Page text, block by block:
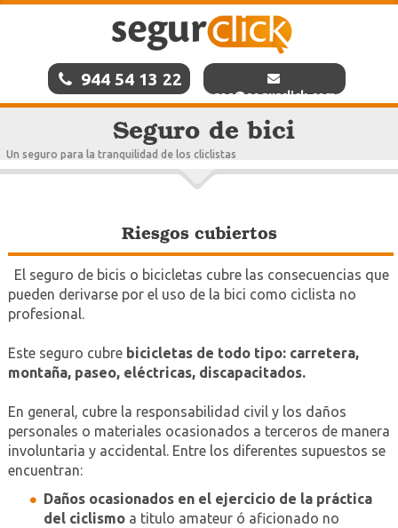
944 54 13 22
res@segurclick.com
Seguro de bici
Un seguro para la tranquilidad de los cliclistas
Riesgos cubiertos
El seguro de bicis o bicicletas cubre las consecuencias que
pueden derivarse por el uso de la bici como ciclista no
profesional.
Este seguro cubre bicicletas de todo tipo: carretera,
montaña, paseo, eléctricas, discapacitados.
En general, cubre la responsabilidad civil y los daños
personales o materiales ocasionados a terceros de manera
involuntaria y accidental. Entre los diferentes supuestos se
encuentran:
Daños ocasionados en el ejercicio de la práctica
del ciclismo a titulo amateur ó aficionado no